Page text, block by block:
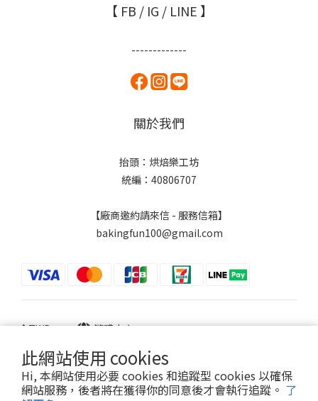
此網站使用 cookies
Hi, 本網站使用必要 cookies 和追蹤型 cookies 以確保
網站服務，後者將在獲得你的同意後才會執行追蹤。 了
【 FB / IG / LINE 】
-------------
關於我們
抬頭：烘焙樂工坊
統編：40806707
【廠商邀約請來信 - 服務信箱】
bakingfun100@gmail.com
$TWD 繁體中文